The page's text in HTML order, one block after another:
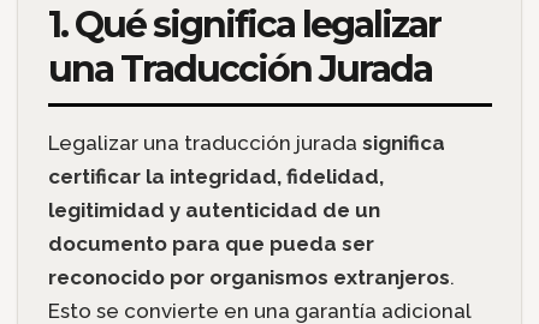
1. Qué significa legalizar
una Traducción Jurada
Legalizar una traducción jurada significa
certificar la integridad, fidelidad,
legitimidad y autenticidad de un
documento para que pueda ser
reconocido por organismos extranjeros.
Esto se convierte en una garantía adicional